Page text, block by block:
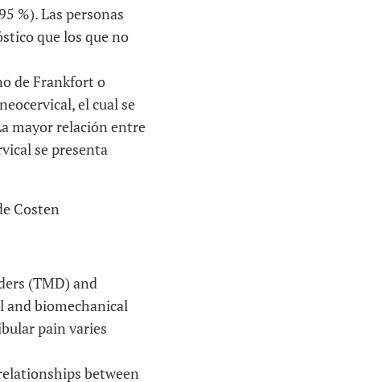
%). Las personas
que los que no
de Frankfort o
el cual se
mayor relación entre
se presenta
Costen
(TMD) and
and biomechanical
pain varies
between